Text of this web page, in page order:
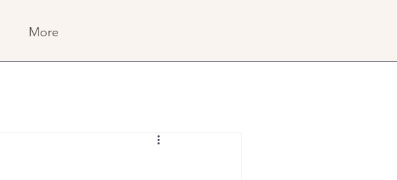
More